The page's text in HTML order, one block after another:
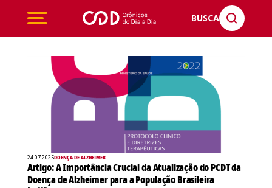
BUSCA
24.07.2025DOENÇA DE ALZHEIMER
Artigo: A Importância Crucial da Atualização do PCDT da
Doença de Alzheimer para a População Brasileira